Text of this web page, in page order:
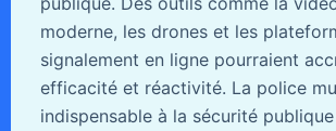
moderne, les drones et les
signalement en ligne pourraient
efficacité et réactivité. La police
indispensable à la sécurité